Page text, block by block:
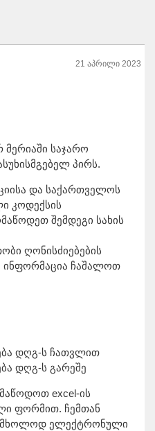
21 აპრილი 2023
მერიაში საჯარო
პირს.
და საქართველოს
კოდექსის
შემდეგი სახის
ღონისძიებების
ინფორმაცია ჩაშალოთ
დღგ-ს ჩათვლით
დღგ-ს გარეშე
excel-ის
ფორმით. ჩემთან
მხოლოდ ელექტრონული